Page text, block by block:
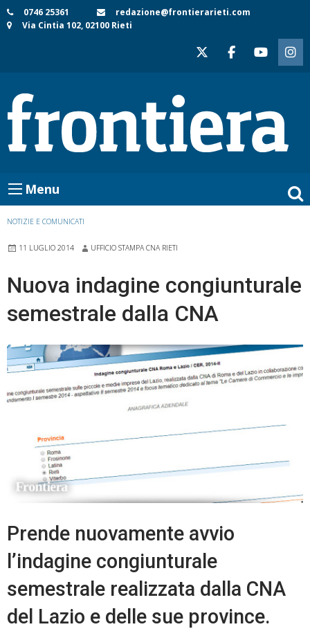
Skip
to
0746 25361
redazione@frontierarieti.com
Via Cintia 102, 02100 Rieti
Menu
NOTIZIE E COMUNICATI
11 LUGLIO 2014 UFFICIO STAMPA CNA RIETI
Nuova indagine congiunturale
semestrale dalla CNA
Prende nuovamente avvio
l’indagine congiunturale
semestrale realizzata dalla CNA
del Lazio e delle sue province.